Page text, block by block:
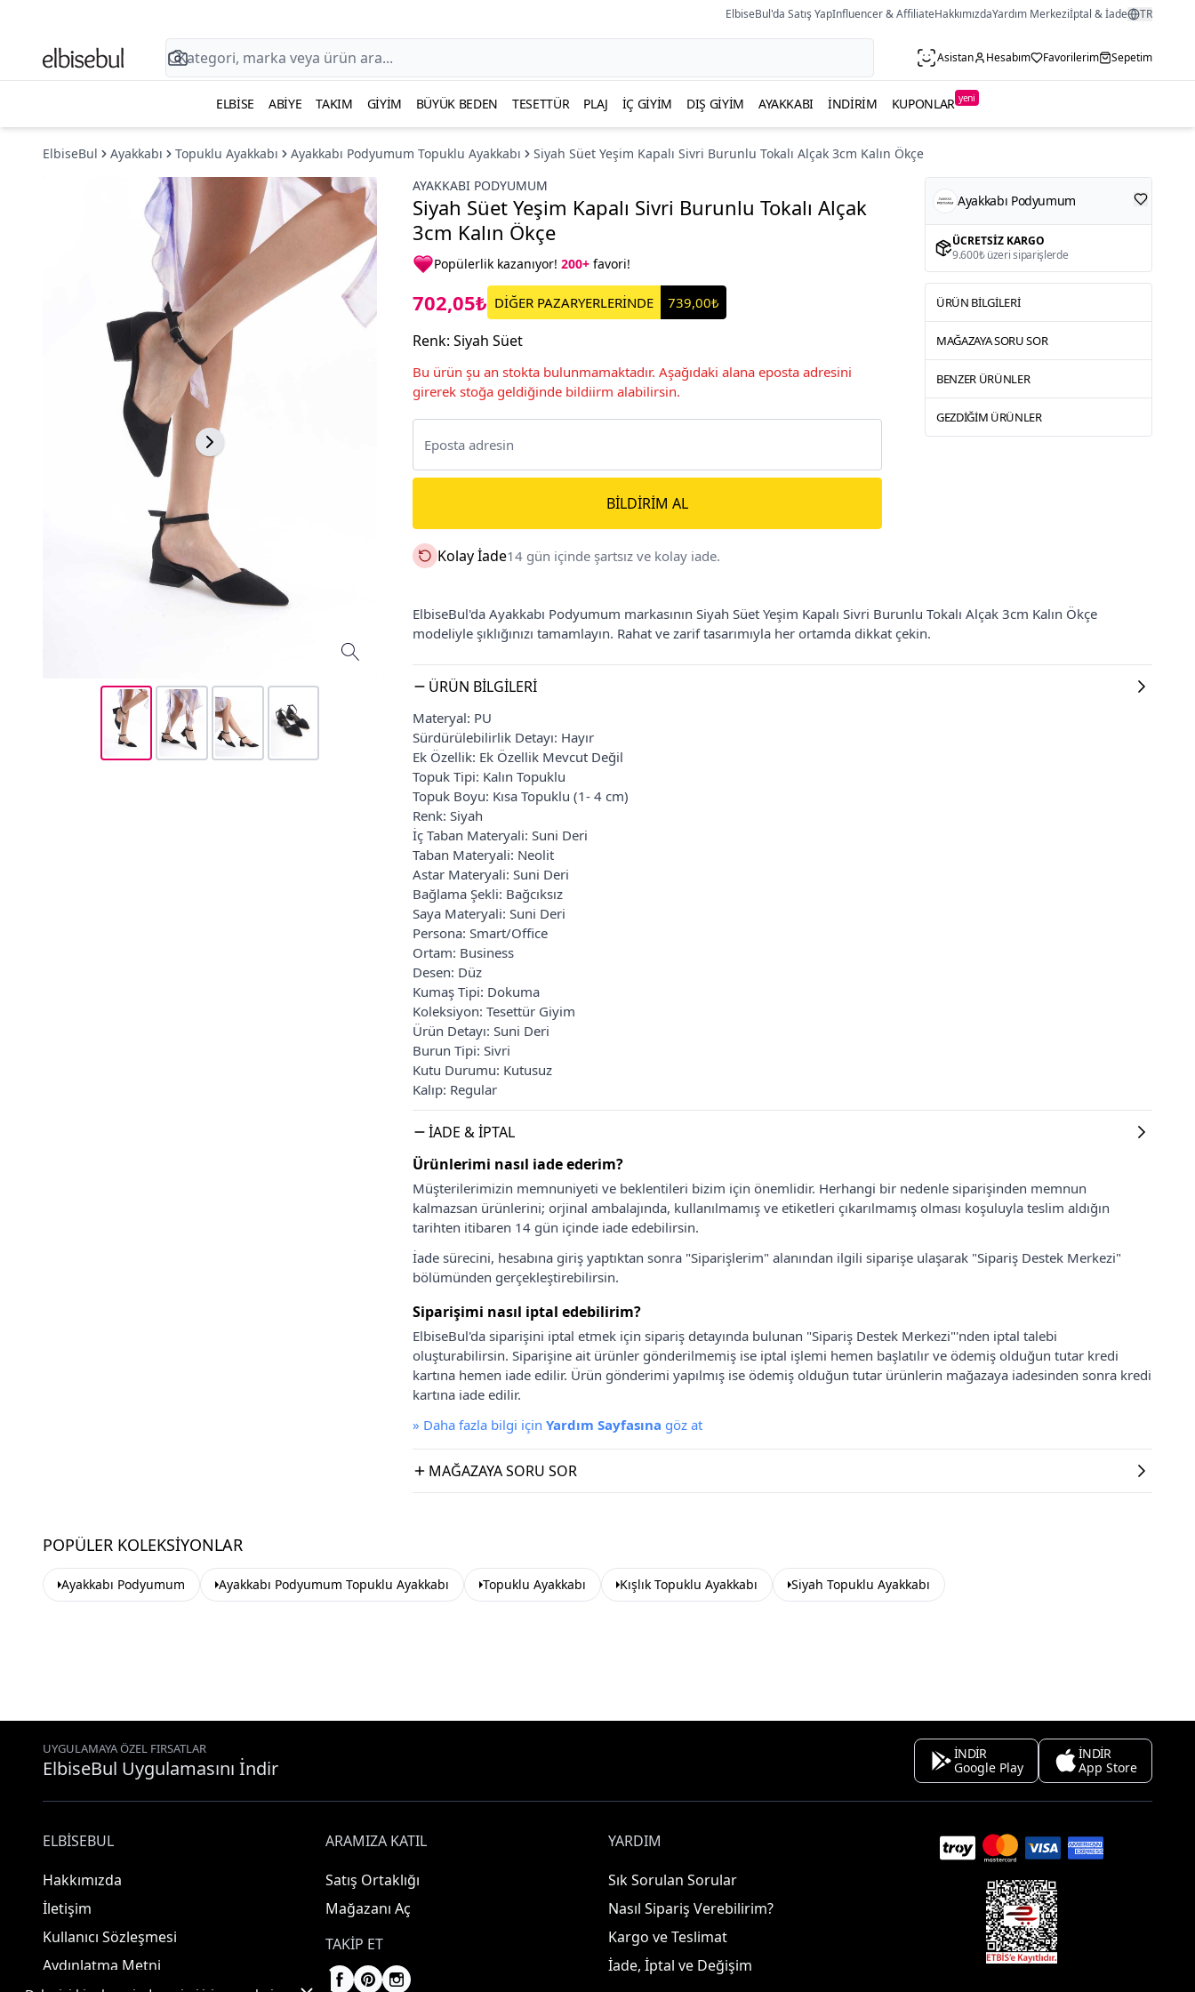
ElbiseBul'da Satış YapInfluencer & AffiliateHakkımızdaYardım Merkeziİptal & İade TR
Asistan Hesabım Favorilerim Sepetim
ELBISE ABIYE TAKIM GIYIM BÜYÜK BEDEN TESETTÜR PLAJ İÇ GIYIM DIŞ GIYIM AYAKKABI İNDIRIM KUPONLAR yeni
ElbiseBul Ayakkabı Topuklu Ayakkabı Ayakkabı Podyumum Topuklu Ayakkabı
Siyah Süet Yeşim Kapalı Sivri Burunlu Tokalı Alçak 3cm Kalın Ökçe
AYAKKABI PODYUMUM
Siyah Süet Yeşim Kapalı Sivri Burunlu Tokalı Alçak
3cm Kalın Ökçe
Popülerlik kazanıyor! 200+ favori!
702,05₺ DİĞER PAZARYERLERİNDE 739,00₺
Renk: Siyah Süet
Bu ürün şu an stokta bulunmamaktadır. Aşağıdaki alana eposta adresini
girerek stoğa geldiğinde bildiirm alabilirsin.
BILDIRIM AL
Kolay İade14 gün içinde şartsız ve kolay iade.
Ayakkabı Podyumum
ÜCRETSIZ KARGO
9.600₺ üzeri siparişlerde
ÜRÜN BILGILERI
MAĞAZAYA SORU SOR
BENZER ÜRÜNLER
GEZDIĞIM ÜRÜNLER
ElbiseBul'da Ayakkabı Podyumum markasının Siyah Süet Yeşim Kapalı Sivri Burunlu Tokalı Alçak 3cm Kalın Ökçe
modeliyle şıklığınızı tamamlayın. Rahat ve zarif tasarımıyla her ortamda dikkat çekin.
ÜRÜN BILGILERI
Materyal: PU
Sürdürülebilirlik Detayı: Hayır
Ek Özellik: Ek Özellik Mevcut Değil
Topuk Tipi: Kalın Topuklu
Topuk Boyu: Kısa Topuklu (1- 4 cm)
Renk: Siyah
İç Taban Materyali: Suni Deri
Taban Materyali: Neolit
Astar Materyali: Suni Deri
Bağlama Şekli: Bağcıksız
Saya Materyali: Suni Deri
Persona: Smart/Office
Ortam: Business
Desen: Düz
Kumaş Tipi: Dokuma
Koleksiyon: Tesettür Giyim
Ürün Detayı: Suni Deri
Burun Tipi: Sivri
Kutu Durumu: Kutusuz
Kalıp: Regular
İADE & İPTAL
Ürünlerimi nasıl iade ederim?
Müşterilerimizin memnuniyeti ve beklentileri bizim için önemlidir. Herhangi bir nedenle siparişinden memnun
kalmazsan ürünlerini; orjinal ambalajında, kullanılmamış ve etiketleri çıkarılmamış olması koşuluyla teslim aldığın
tarihten itibaren 14 gün içinde iade edebilirsin.
İade sürecini, hesabına giriş yaptıktan sonra "Siparişlerim" alanından ilgili siparişe ulaşarak "Sipariş Destek Merkezi"
bölümünden gerçekleştirebilirsin.
Siparişimi nasıl iptal edebilirim?
ElbiseBul'da siparişini iptal etmek için sipariş detayında bulunan "Sipariş Destek Merkezi"'nden iptal talebi
oluşturabilirsin. Siparişine ait ürünler gönderilmemiş ise iptal işlemi hemen başlatılır ve ödemiş olduğun tutar kredi
kartına hemen iade edilir. Ürün gönderimi yapılmış ise ödemiş olduğun tutar ürünlerin mağazaya iadesinden sonra kredi
kartına iade edilir.
» Daha fazla bilgi için Yardım Sayfasına göz at
MAĞAZAYA SORU SOR
POPÜLER KOLEKSIYONLAR
Ayakkabı Podyumum Ayakkabı Podyumum Topuklu Ayakkabı Topuklu Ayakkabı Kışlık Topuklu Ayakkabı Siyah Topuklu Ayakkabı
UYGULAMAYA ÖZEL FIRSATLAR
ElbiseBul Uygulamasını İndir
İNDİR
Google Play
İNDİR
App Store
ELBISEBUL
Hakkımızda
İletişim
Kullanıcı Sözleşmesi
Aydınlatma Metni
ARAMIZA KATIL
Satış Ortaklığı
Mağazanı Aç
TAKIP ET
YARDIM
Sık Sorulan Sorular
Nasıl Sipariş Verebilirim?
Kargo ve Teslimat
İade, İptal ve Değişim